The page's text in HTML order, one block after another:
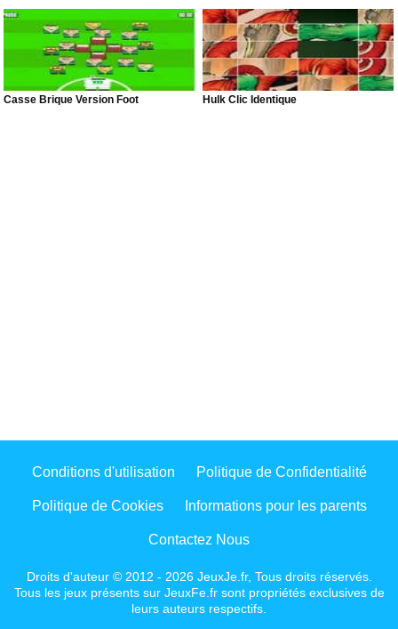
Casse Brique Version Foot Hulk Clic Identique
Conditions d'utilisation Politique de Confidentialité
Politique de Cookies Informations pour les parents
Contactez Nous
Droits d'auteur © 2012 - 2026 JeuxJe.fr, Tous droits réservés.
Tous les jeux présents sur JeuxFe.fr sont propriétés exclusives de
leurs auteurs respectifs.